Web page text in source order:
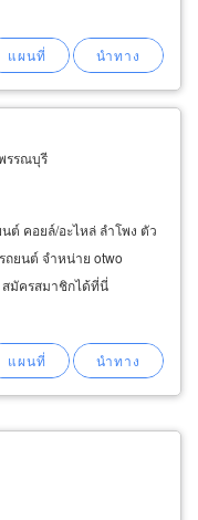
ย
ง
ะตู
รรณบุรี
ต์ คอยล์/อะไหล่ ลำโพง ตัว
ถยนต์ จำหน่าย otwo
มัครสมาชิกได้ที่นี่